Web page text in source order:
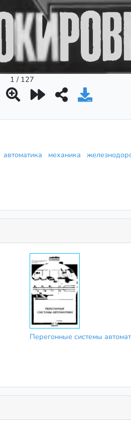
1 / 127
автоматика механика
Перегонные системы